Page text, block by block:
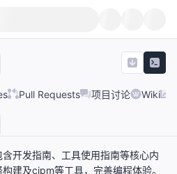
Pull Requests 项目讨论 Wiki
开发指南、工具使用指南等核心内
建及cjpm等工具，完善编程体验。